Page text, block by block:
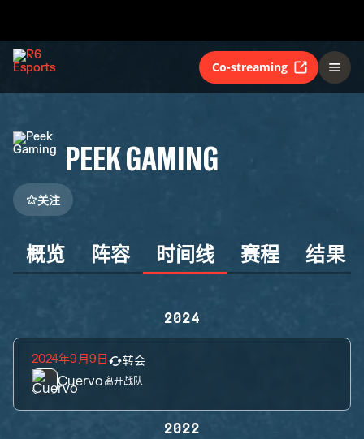
Co-streaming
PEEK GAMING
关注
概览 阵容 时间线 赛程 结果
2024
2024年9月9日 转会
Cuervo离开战队
2022